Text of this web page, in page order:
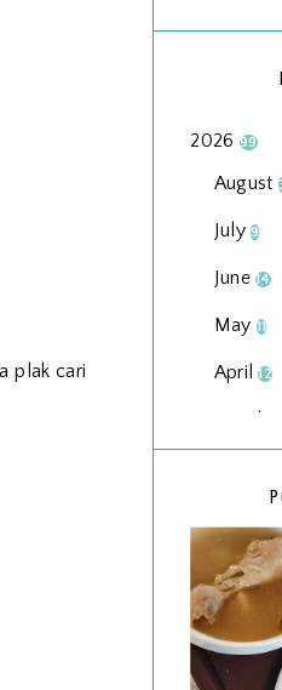
plak cari
2026 99
August
July9
June14
May 11
April12
March
2025134